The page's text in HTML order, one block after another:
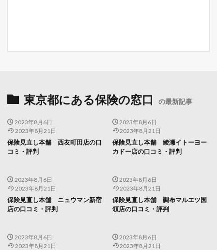
東京都にある保険の窓口 の最新記事
2023年8月6日
2023年8月21日
保険見直し本舗 西友町田店の口
コミ・評判
2023年8月6日
2023年8月21日
保険見直し本舗 綾瀬イトーヨー
カドー店の口コミ・評判
2023年8月6日
2023年8月21日
保険見直し本舗 ニュウマン新宿
店の口コミ・評判
2023年8月6日
2023年8月21日
保険見直し本舗 調布マルエツ国
領店の口コミ・評判
2023年8月6日
2023年8月21日
2023年8月6日
2023年8月21日